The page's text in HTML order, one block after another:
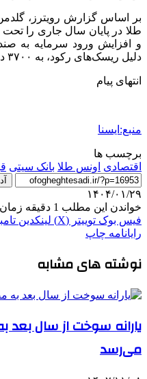
بر اساس گزارش رویترز،
طلا در پایان سال جاری را
و افزایش ورود سرمایه به
دلیل ریسک‌های رکود، به ۳۷۰۰ دلار افزایش داد.
انتهای پیام
منبع:ایسنا
برچسب ها
اقتصادی اونس طلا بانک سیتی
۱۴۰۴/۰۱/۲۹
خواندن این مطلب 1 دقیقه زمان میبرد
فیس بوک توییتر (X) لینکدین
رایانامه چاپ
نوشته های مشابه
یارانه سوخت از سال
می‌رسد